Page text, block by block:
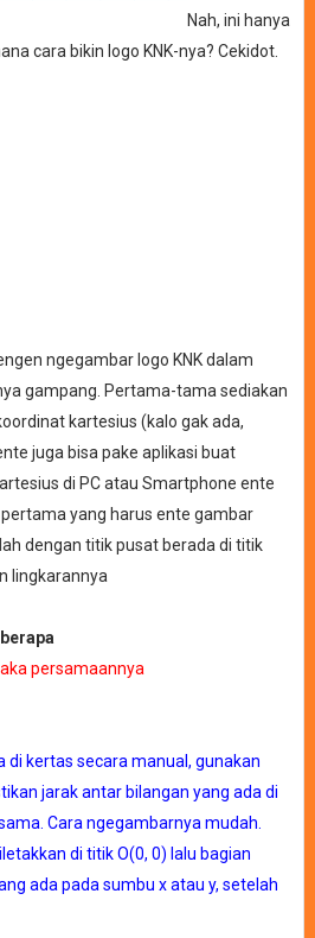
Nah, ini hanya
cara bikin logo KNK-nya? Cekidot.
ngegambar logo KNK dalam
gampang. Pertama-tama sediakan
kartesius (kalo gak ada,
juga bisa pake aplikasi buat
di PC atau Smartphone ente
yang harus ente gambar
dengan titik pusat berada di titik
lingkarannya
persamaannya
di kertas secara manual, gunakan
jarak antar bilangan yang ada di
Cara ngegambarnya mudah.
di titik O(0, 0) lalu bagian
ada pada sumbu x atau y, setelah